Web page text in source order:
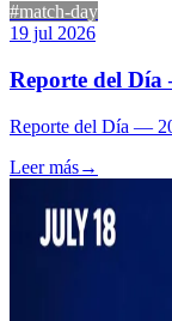
#match-day
19 jul 2026
Reporte del
Reporte del Día —
Leer más→